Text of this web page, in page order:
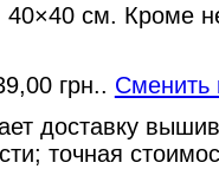
40×40 см. Кроме
грн.. Сменить
доставку
точная